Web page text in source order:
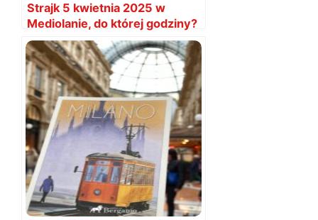
Strajk 5 kwietnia 2025 w
Mediolanie, do której godziny?
Metro i transport